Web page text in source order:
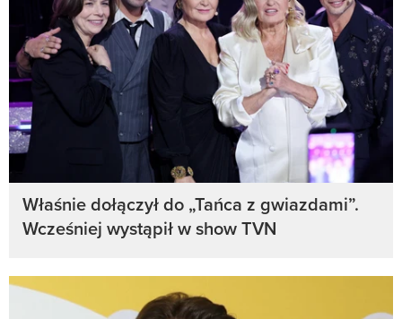
Właśnie dołączył do „Tańca z gwiazdami”.
Wcześniej wystąpił w show TVN